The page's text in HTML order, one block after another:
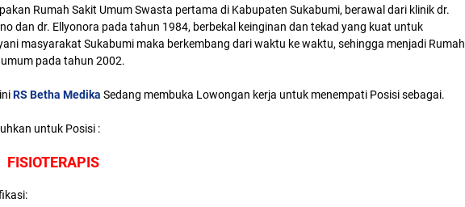
Rumah Sakit Umum Swasta pertama di Kabupaten Sukabumi, berawal dari klinik dr.
dan dr. Ellyonora pada tahun 1984, berbekal keinginan dan tekad yang kuat untuk
masyarakat Sukabumi maka berkembang dari waktu ke waktu, sehingga menjadi Rumah
pada tahun 2002.
RS Betha Medika Sedang membuka Lowongan kerja untuk menempati Posisi sebagai.
untuk Posisi :
FISIOTERAPIS